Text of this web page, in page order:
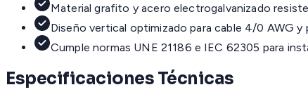
Material grafito y acero electrogalvanizado
Diseño vertical optimizado para cable 4/0 AWG y
Cumple normas UNE 21186 e IEC 62305 para
Especificaciones Técnicas